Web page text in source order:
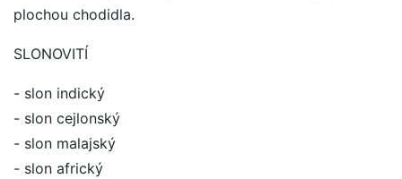
plochou chodidla.
SLONOVITÍ
- slon indický
- slon cejlonský
- slon malajský
- slon africký